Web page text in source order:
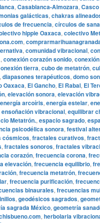
, Casablanca-Almozara,
galácticas, chakras
de frecuencia, círculos de
hippie Oaxaca, colectivo
,
, comunidad vibracional,
, conexión corazón sonido,
tierra, cubo de metatrón,
, diapasones terapéuticos, domo
Oaxaca, El Gancho, El Rabal, El
, elevación sonora, elevación
energía arcoíris, energía estelar,
ensoñación vibracional, equilibrar
Metatrón., espacio sagrado,
psicodélica sonora, festival
cósmicos, fractales curativos,
, fractales sonoros, fractales
corazón, frecuencia corona,
elevación, frecuencia equilibrio,
, frecuencia metatrón,
, frecuencia purificación,
binaurales, frecuencias
, geodésicos sagrados,
sagrada México, geometría
, herbolaria